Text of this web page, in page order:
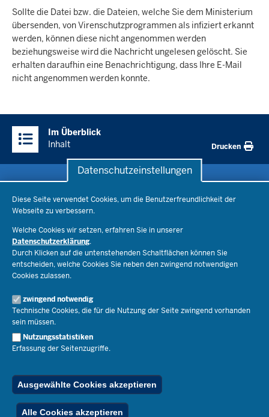
Datenschutzeinstellungen
Diese Seite verwendet Cookies, um die Benutzerfreundlichkeit der
Webseite zu verbessern.
Welche Cookies wir setzen, erfahren Sie in unserer
Datenschutzerklärung.
Durch Klicken auf die untenstehenden Schaltflächen können Sie
entscheiden, welche Cookies Sie neben den zwingend notwendigen
Cookies zulassen.
zwingend notwendig
Technische Cookies, die für die Nutzung der Seite zwingend vorhanden
sein müssen.
Nutzungsstatistiken
Erfassung der Seitenzugriffe.
Ausgewählte Cookies akzeptieren
Alle Cookies akzeptieren
Sollte die Datei bzw. die Dateien, welche Sie dem Ministerium
übersenden, von Virenschutzprogrammen als infiziert erkannt
werden, können diese nicht angenommen werden
beziehungsweise wird die Nachricht ungelesen gelöscht. Sie
erhalten daraufhin eine Benachrichtigung, dass Ihre E-Mail
nicht angenommen werden konnte.
Inhalte
Im Überblick
Inhalt
Drucken
Bildungsthemen
Lehrkräfte
Recht
Schulleben
Ministerium
Ministerin Dorothee Feller
Staatssekretär Dr. Urban Mauer
Open Government
Bibliothek
Veranstaltungen
Geschäftsbereich
Presse
Pressefotos
Social Media
Pressekontakt
Service
Schule(n) suchen
Kontakt
Der Weg zu uns
Publikationen
RSS-Feed
Ferienordnung
© 2026 Bildungsportal NRW
Below
Footer
Inhalt Impressum Datenschutz